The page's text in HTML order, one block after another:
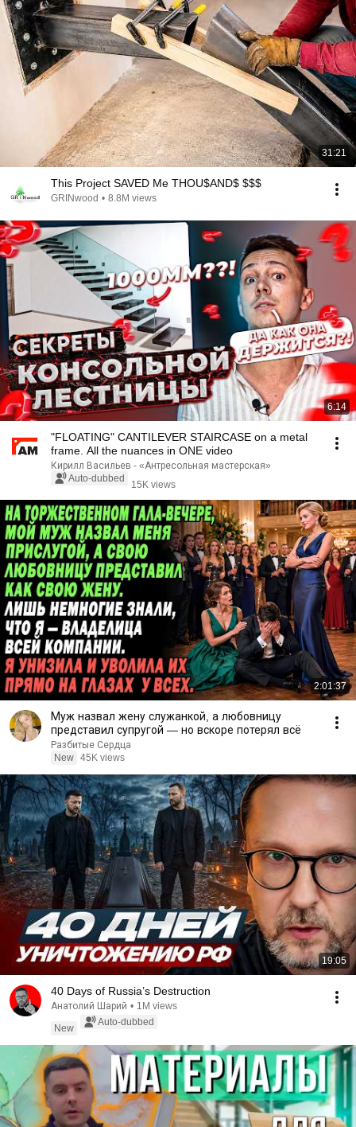
31:21
This Project SAVED Me THOU$AND$ $$$
GRINwood • 8.8M views
6:14
"FLOATING" CANTILEVER STAIRCASE on a metal
frame. All the nuances in ONE video
Кирилл Васильев - «Антресольная мастерская»
Auto-dubbed
15K views
2:01:37
Муж назвал жену служанкой, а любовницу
представил супругой — но вскоре потерял всё
Разбитые Сердца
New 45K views
19:05
40 Days of Russia’s Destruction
Анатолий Шарий • 1M views
New
Auto-dubbed